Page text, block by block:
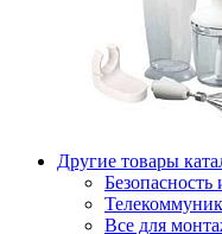
Другие товары
Безопасность
Все для